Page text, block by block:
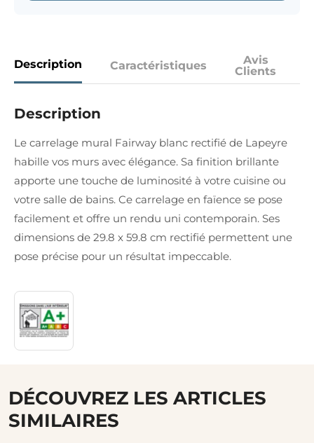
Description Caractéristiques
Avis
Clients
Description
Le carrelage mural Fairway blanc rectifié de Lapeyre
habille vos murs avec élégance. Sa finition brillante
apporte une touche de luminosité à votre cuisine ou
votre salle de bains. Ce carrelage en faïence se pose
facilement et offre un rendu uni contemporain. Ses
dimensions de 29.8 x 59.8 cm rectifié permettent une
pose précise pour un résultat impeccable.
DÉCOUVREZ LES ARTICLES
SIMILAIRES